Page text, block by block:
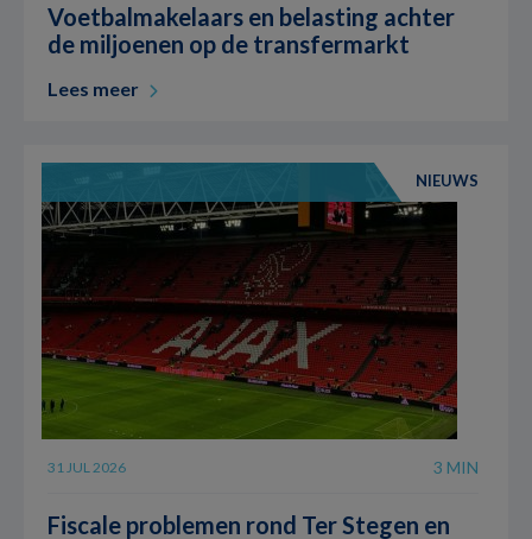
Voetbalmakelaars en belasting achter
de miljoenen op de transfermarkt
Lees meer
NIEUWS
31 JUL 2026 3 MIN
Fiscale problemen rond Ter Stegen en